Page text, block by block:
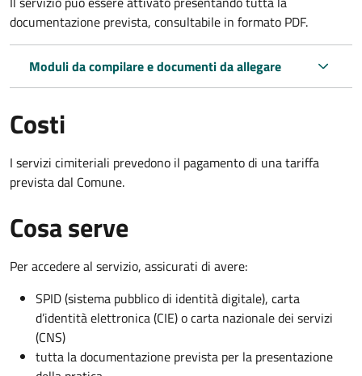
documentazione prevista, consultabile in formato PDF.
Moduli da compilare e documenti da allegare
Costi
I servizi cimiteriali prevedono il pagamento di una tariffa
prevista dal Comune.
Cosa serve
Per accedere al servizio, assicurati di avere:
SPID (sistema pubblico di identità digitale), carta
d’identità elettronica (CIE) o carta nazionale dei servizi
(CNS)
tutta la documentazione prevista per la presentazione